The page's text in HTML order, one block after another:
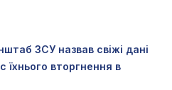
ЗСУ назвав свіжі дані
їхнього вторгнення в